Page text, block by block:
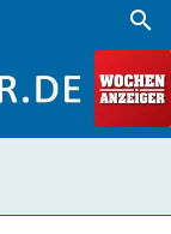
search